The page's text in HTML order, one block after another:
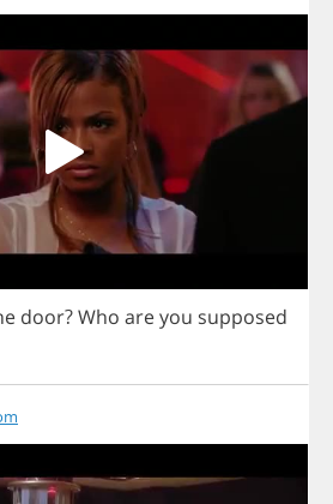
door?Who areyou supposed